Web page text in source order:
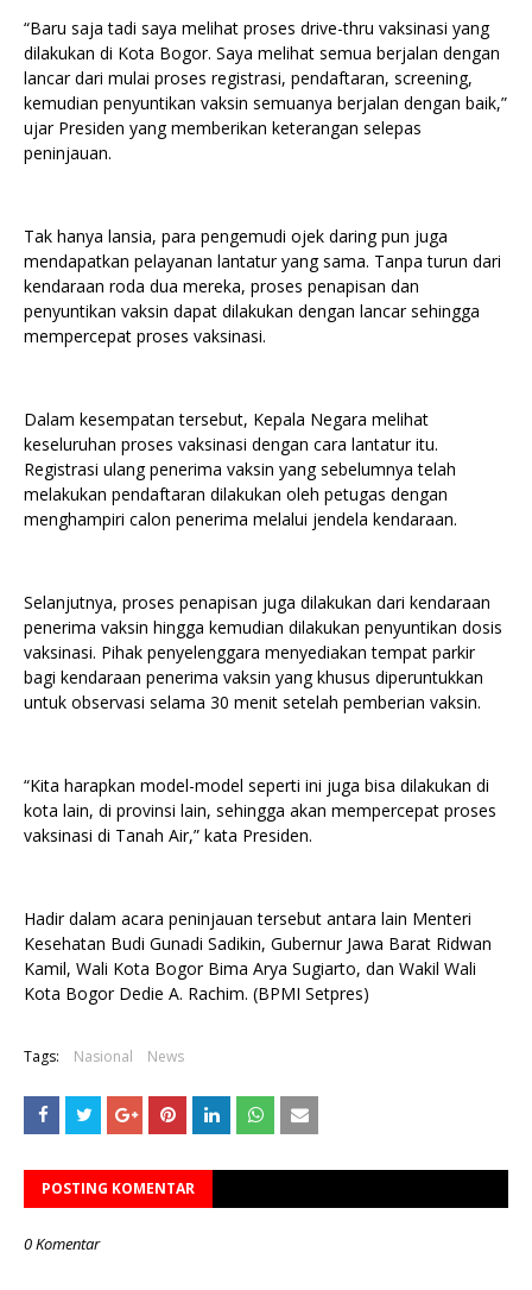
“Baru saja tadi saya melihat proses drive-thru vaksinasi yang
dilakukan di Kota Bogor. Saya melihat semua berjalan dengan
lancar dari mulai proses registrasi, pendaftaran, screening,
kemudian penyuntikan vaksin semuanya berjalan dengan baik,”
ujar Presiden yang memberikan keterangan selepas
peninjauan.
Tak hanya lansia, para pengemudi ojek daring pun juga
mendapatkan pelayanan lantatur yang sama. Tanpa turun dari
kendaraan roda dua mereka, proses penapisan dan
penyuntikan vaksin dapat dilakukan dengan lancar sehingga
mempercepat proses vaksinasi.
Dalam kesempatan tersebut, Kepala Negara melihat
keseluruhan proses vaksinasi dengan cara lantatur itu.
Registrasi ulang penerima vaksin yang sebelumnya telah
melakukan pendaftaran dilakukan oleh petugas dengan
menghampiri calon penerima melalui jendela kendaraan.
Selanjutnya, proses penapisan juga dilakukan dari kendaraan
penerima vaksin hingga kemudian dilakukan penyuntikan dosis
vaksinasi. Pihak penyelenggara menyediakan tempat parkir
bagi kendaraan penerima vaksin yang khusus diperuntukkan
untuk observasi selama 30 menit setelah pemberian vaksin.
“Kita harapkan model-model seperti ini juga bisa dilakukan di
kota lain, di provinsi lain, sehingga akan mempercepat proses
vaksinasi di Tanah Air,” kata Presiden.
Hadir dalam acara peninjauan tersebut antara lain Menteri
Kesehatan Budi Gunadi Sadikin, Gubernur Jawa Barat Ridwan
Kamil, Wali Kota Bogor Bima Arya Sugiarto, dan Wakil Wali
Kota Bogor Dedie A. Rachim. (BPMI Setpres)
Tags: Nasional News
POSTING KOMENTAR
0 Komentar